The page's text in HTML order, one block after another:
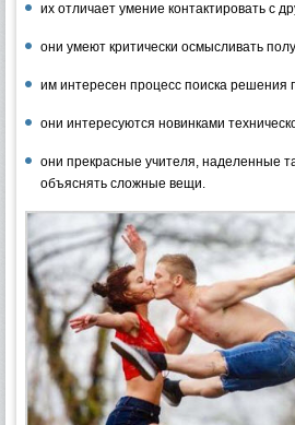
их отличает умение контактировать с
они умеют критически осмысливать
им интересен процесс поиска решения
они интересуются новинками
они прекрасные учителя, наделенные
объяснять сложные вещи.